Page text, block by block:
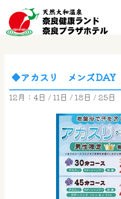
◆アカスリ メンズDAY
12月：4日 / 11日 / 18日 / 25日
AIコンシェルジュ
オンライン
奈良健康ランド AIコン
ご質問をお伺いします。